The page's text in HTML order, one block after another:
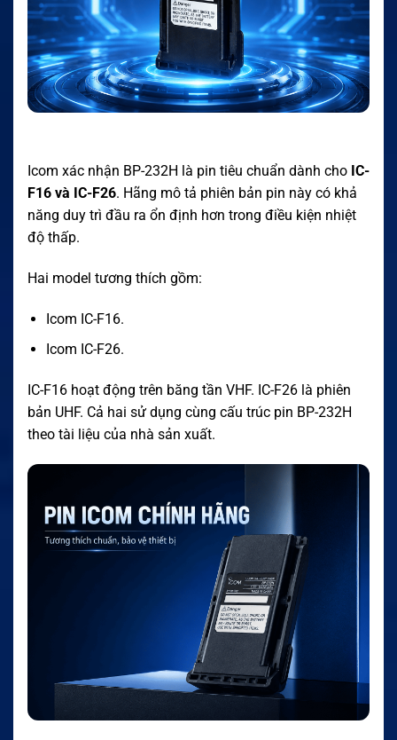
Icom xác nhận BP-232H là pin tiêu chuẩn dành cho IC-
F16 và IC-F26. Hãng mô tả phiên bản pin này có khả
năng duy trì đầu ra ổn định hơn trong điều kiện nhiệt
độ thấp.
Hai model tương thích gồm:
Icom IC-F16.
Icom IC-F26.
IC-F16 hoạt động trên băng tần VHF. IC-F26 là phiên
bản UHF. Cả hai sử dụng cùng cấu trúc pin BP-232H
theo tài liệu của nhà sản xuất.